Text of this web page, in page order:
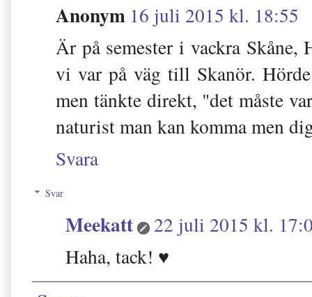
Anonym 16 juli 2015 kl. 18:55
Är på semester i vackra
vi var på väg till Skanör.
men tänkte direkt, "det måste
naturist man kan komma men
Svara
Svar
Meekatt
22 juli 2015 kl.
Haha, tack! ♥